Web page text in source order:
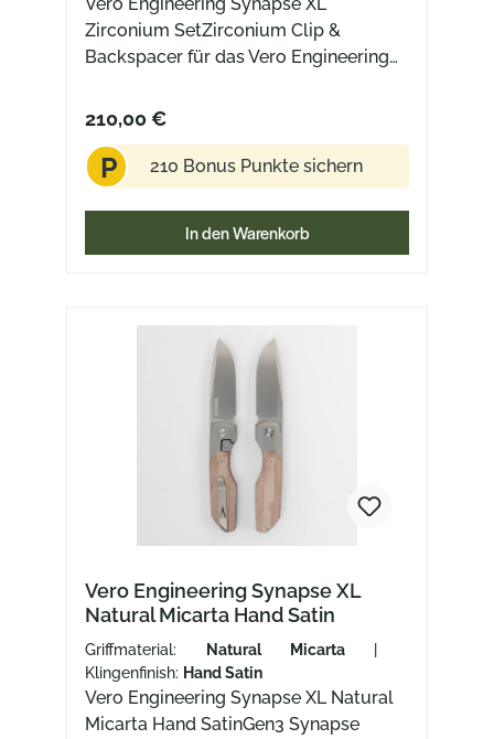
Zirconium SetZirconium Clip &
Backspacer für das Vero Engineering
MesserAusführung ohne Logo
210,00 €
P 210 Bonus Punkte sichern
In den Warenkorb
Vero Engineering Synapse XL
Natural Micarta Hand Satin
Griffmaterial: Natural Micarta
Klingenfinish: Hand Satin
Vero Engineering Synapse XL Natural
Micarta Hand SatinGen3 Synapse